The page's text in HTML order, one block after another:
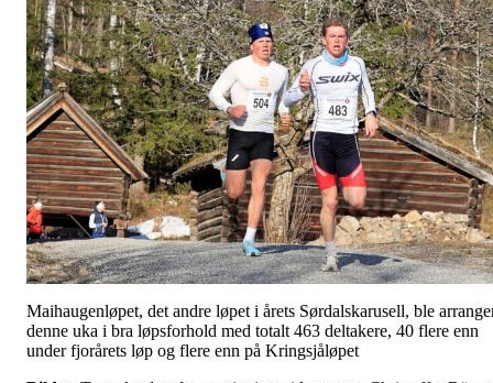
Maihaugenløpet, det andre løpet i årets Sørdalskarusell, ble
denne uka i bra løpsforhold med totalt 463 deltakere, 40 flere enn
under fjorårets løp og flere enn på Kringsjåløpet